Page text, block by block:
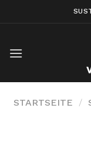
STARTSEITE /